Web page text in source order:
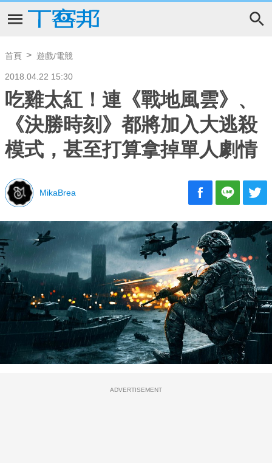
首頁 遊戲/電競
2018.04.22 15:30
吃雞太紅！連《戰地風雲》、
《決勝時刻》都將加入大逃殺
模式，甚至打算拿掉單人劇情
MikaBrea
ADVERTISEMENT